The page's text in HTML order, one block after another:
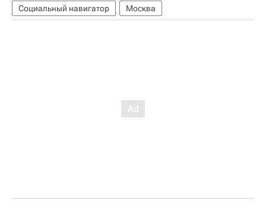
Социальный навигатор Москва